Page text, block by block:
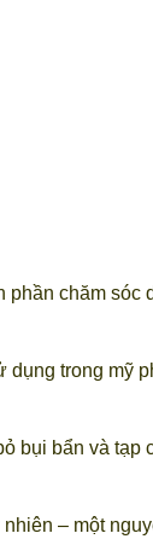
chăm sóc
trong mỹ
bụi bẩn và tạp
– một